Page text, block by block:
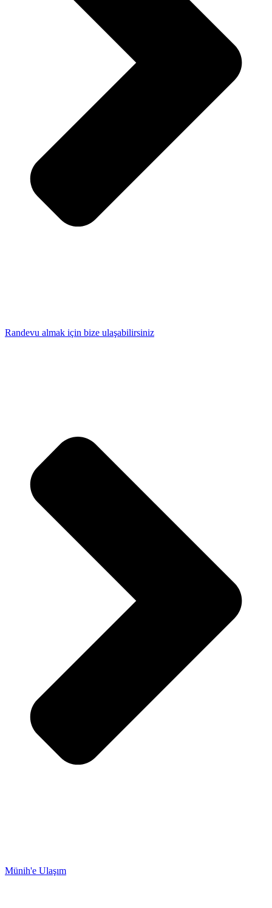
Randevu almak için bize ulaşabilirsiniz
Münih'e Ulaşım